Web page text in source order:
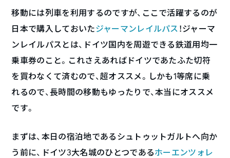
移動には列車を利用するのですが、ここで活躍するのが
日本で購入しておいたジャーマンレイルパス ！ジャーマ
ンレイルパスとは、ドイツ国内を周遊できる鉄道用均一
乗車券のこと。これさえあればドイツであたふた切符
を買わなくて済むので、超オススメ。しかも1等席に乗
れるので、長時間の移動もゆったりで、本当にオススメ
です。
まずは、本日の宿泊地であるシュトゥットガルトへ向か
う前に、ドイツ3大名城のひとつであるホーエンツォレ